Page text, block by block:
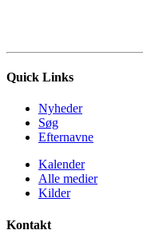
Quick Links
Nyheder
Søg
Efternavne
Kalender
Alle medier
Kilder
Kontakt